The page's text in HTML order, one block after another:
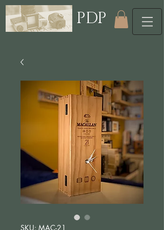
PDP
SKU: MAC-21